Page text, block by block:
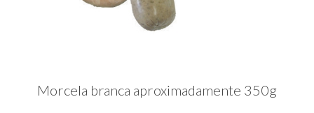
Morcela branca aproximadamente 350g